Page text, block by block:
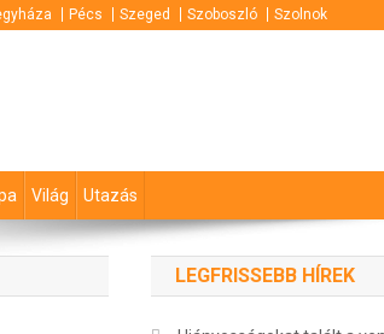
Pécs Szeged Szoboszló Szolnok
Világ Utazás
LEGFRISSEBB HÍREK